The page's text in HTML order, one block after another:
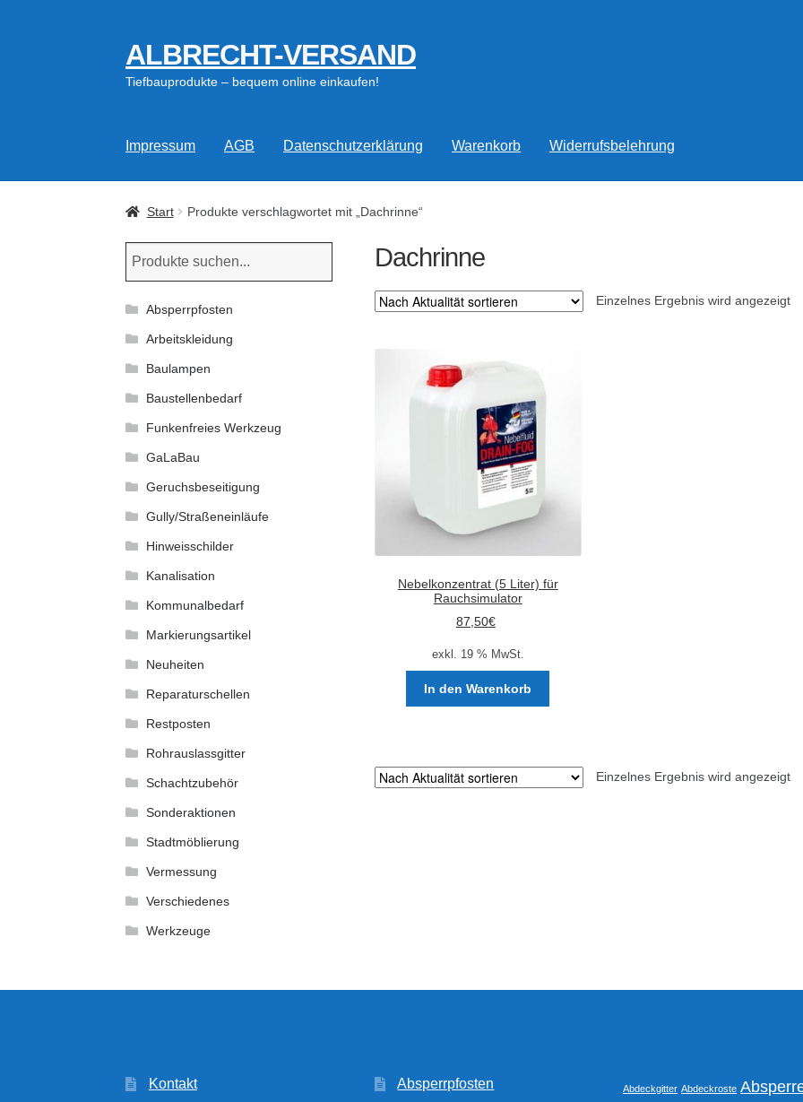
Zur
Navigation
springen
Zum
Inhalt
springen
ALBRECHT-VERSAND
Tiefbauprodukte – bequem online einkaufen!
Impressum AGB Datenschutzerklärung Warenkorb Widerrufsbelehrung
Start Produkte verschlagwortet mit „Dachrinne“
Dachrinne
Einzelnes Ergebnis wird angezeigt
Nebelkonzentrat (5 Liter) für
Rauchsimulator
87,50€
exkl. 19 % MwSt.
In den Warenkorb
Einzelnes Ergebnis wird angezeigt
Absperrpfosten
Arbeitskleidung
Baulampen
Baustellenbedarf
Funkenfreies Werkzeug
GaLaBau
Geruchsbeseitigung
Gully/Straßeneinläufe
Hinweisschilder
Kanalisation
Kommunalbedarf
Markierungsartikel
Neuheiten
Reparaturschellen
Restposten
Rohrauslassgitter
Schachtzubehör
Sonderaktionen
Stadtmöblierung
Vermessung
Verschiedenes
Werkzeuge
Kontakt Absperrpfosten Abdeckgitter Abdeckroste